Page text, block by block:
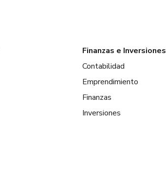
Finanzas e Inversiones
Contabilidad
Emprendimiento
Finanzas
Inversiones